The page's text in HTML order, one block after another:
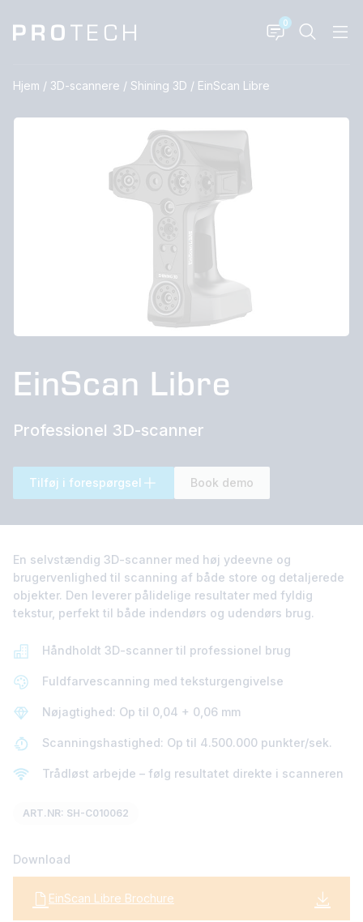
0
Hjem / 3D-scannere / Shining 3D / EinScan Libre
EinScan Libre
Professionel 3D-scanner
Tilføj i forespørgsel Book demo
En selvstændig 3D-scanner med høj ydeevne og
brugervenlighed til scanning af både store og detaljerede
objekter. Den leverer pålidelige resultater med fyldig
tekstur, perfekt til både indendørs og udendørs brug.
Håndholdt 3D-scanner til professionel brug
Fuldfarvescanning med teksturgengivelse
Nøjagtighed: Op til 0,04 + 0,06 mm
Scanningshastighed: Op til 4.500.000 punkter/sek.
Trådløst arbejde – følg resultatet direkte i scanneren
ART.NR: SH-C010062
Download
EinScan Libre Brochure